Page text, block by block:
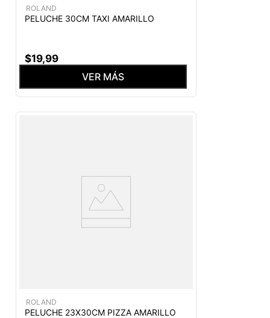
ROLAND
PELUCHE 30CM TAXI AMARILLO
$19,99
VER MÁS
ROLAND
PELUCHE 23X30CM PIZZA AMARILLO